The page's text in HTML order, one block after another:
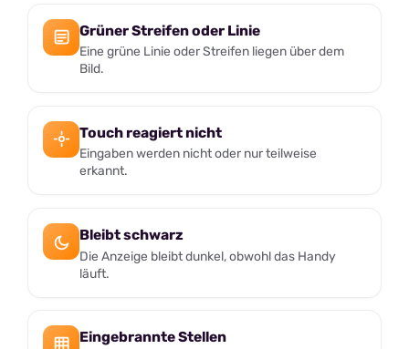
Grüner Streifen oder Linie
Eine grüne Linie oder Streifen liegen über dem
Bild.
Touch reagiert nicht
Eingaben werden nicht oder nur teilweise
erkannt.
Bleibt schwarz
Die Anzeige bleibt dunkel, obwohl das Handy
läuft.
Eingebrannte Stellen